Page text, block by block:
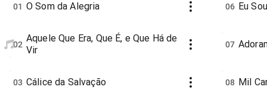
01 O Som da Alegria
02
Aquele Que Era, Que É, e Que Há de
Vir
03 Cálice da Salvação
06 Eu
07
08 Mil